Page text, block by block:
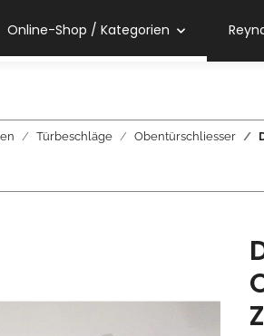
Online-Shop / Kategorien
Türbeschläge Obentürschliesser